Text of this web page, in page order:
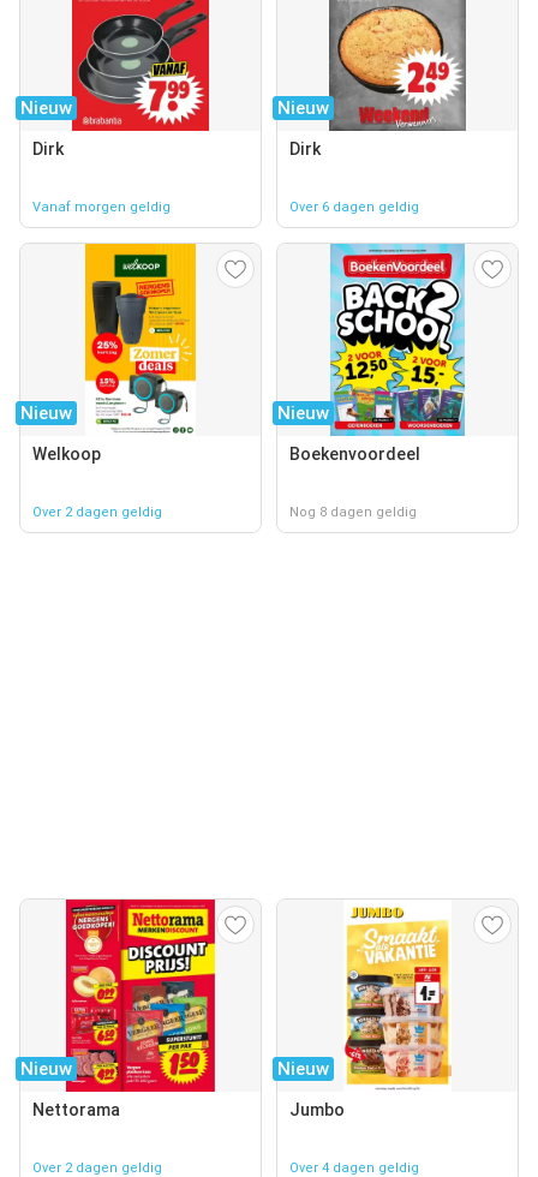
Nieuw
Dirk
Vanaf morgen geldig
Nieuw
Dirk
Over 6 dagen geldig
Nieuw
Welkoop
Over 2 dagen geldig
Nieuw
Boekenvoordeel
Nog 8 dagen geldig
Nieuw
Nettorama
Over 2 dagen geldig
Nieuw
Jumbo
Over 4 dagen geldig